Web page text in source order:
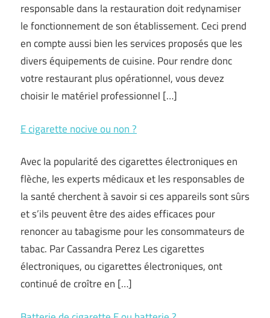
responsable dans la restauration doit redynamiser
le fonctionnement de son établissement. Ceci prend
en compte aussi bien les services proposés que les
divers équipements de cuisine. Pour rendre donc
votre restaurant plus opérationnel, vous devez
choisir le matériel professionnel […]
E cigarette nocive ou non ?
Avec la popularité des cigarettes électroniques en
flèche, les experts médicaux et les responsables de
la santé cherchent à savoir si ces appareils sont sûrs
et s’ils peuvent être des aides efficaces pour
renoncer au tabagisme pour les consommateurs de
tabac. Par Cassandra Perez Les cigarettes
électroniques, ou cigarettes électroniques, ont
continué de croître en […]